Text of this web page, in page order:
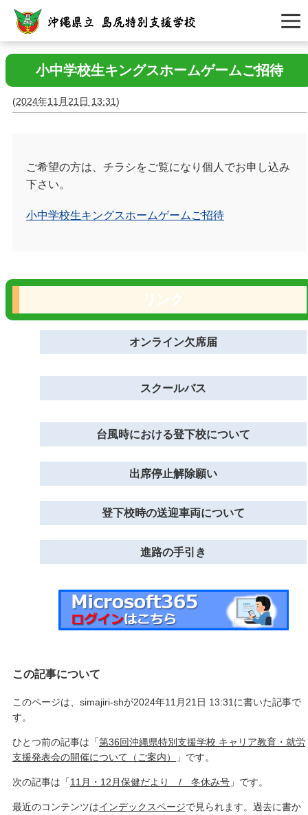
小中学校生キングスホームゲームご招待
(2024年11月21日 13:31)
ご希望の方は、チラシをご覧になり個人でお申し込み
下さい。
小中学校生キングスホームゲームご招待
オンライン欠席届
スクールバス
台風時における登下校について
出席停止解除願い
登下校時の送迎車両について
進路の手引き
この記事について
このページは、simajiri-shが2024年11月21日 13:31に書いた記事で
す。
ひとつ前の記事は「第36回沖縄県特別支援学校 キャリア教育・就労
支援発表会の開催について（ご案内）
」です。
次の記事は「11月・12月保健だより / 冬休み号 」です。
最近のコンテンツはインデックスページで見られます。過去に書か